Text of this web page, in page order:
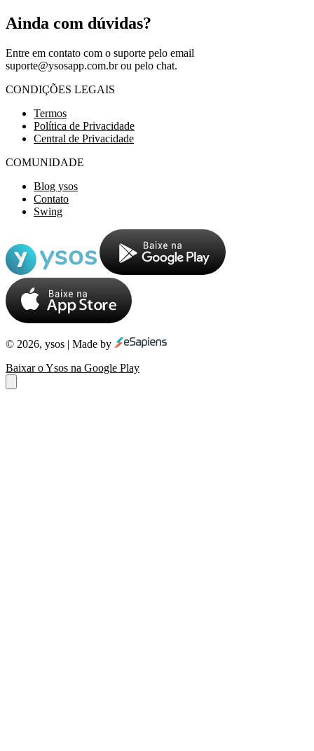
Ainda com dúvidas?
Entre em contato com o suporte pelo email
suporte@ysosapp.com.brou pelo chat.
CONDIÇÕES LEGAIS
Termos
Política de Privacidade
Central de Privacidade
COMUNIDADE
Blog ysos
Contato
Swing
© 2026, ysos | Made by
Baixar o Ysos na Google Play